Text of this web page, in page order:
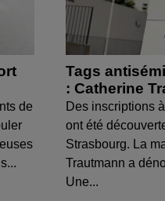
de
Tags
: Catherine
Des inscriptions
ont été
Strasbourg. La
Trautmann a
Une...